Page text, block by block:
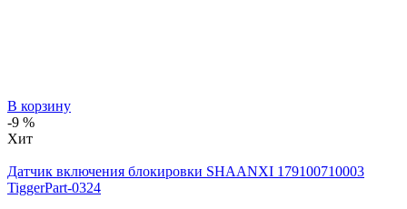
В корзину
-9 %
Хит
Датчик включения блокировки SHAANXI 179100710003
TiggerPart-0324